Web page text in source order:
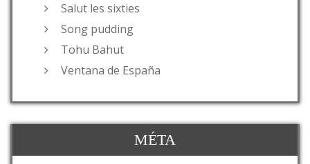
Salut les sixties
Song pudding
Tohu Bahut
Ventana de España
MÉTA